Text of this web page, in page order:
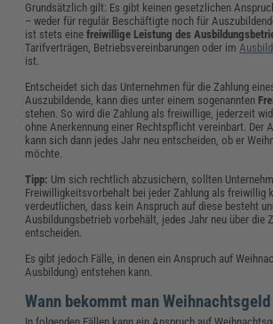
Grundsätzlich gilt: Es gibt keinen gesetzlichen
– weder für regulär Beschäftigte noch für
ist stets einefreiwillige Leistung des
Tarifverträgen, Betriebsvereinbarungen oder im
ist.
Entscheidet sich das Unternehmen für die Zahlung
Auszubildende, kann dies unter einem sogenannten
stehen. So wird die Zahlung als freiwillige, jederzeit
ohne Anerkennung einer Rechtspflicht vereinbart. Der
kann sich dann jedes Jahr neu entscheiden, ob er
möchte.
Tipp: Um sich rechtlich abzusichern, sollten
Freiwilligkeitsvorbehalt bei jeder Zahlung als freiwillig
verdeutlichen, dass kein Anspruch auf diese besteht
Ausbildungsbetrieb vorbehält, jedes Jahr neu über die
entscheiden.
Es gibt jedoch Fälle, in denen ein Anspruch auf
Ausbildung) entstehen kann.
Wann bekommt man